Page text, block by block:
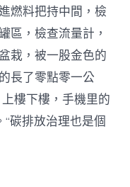
燃料把持中間，檢
區，檢查流量計，
栽，被一股金色的
長了零點零一公
樓下樓，手機里的
碳排放治理也是個